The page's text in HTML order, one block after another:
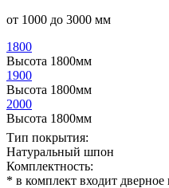
от 1000 до 3000 мм
1800
Высота 1800мм
1900
Высота 1800мм
2000
Высота 1800мм
Тип покрытия:
Натуральный шпон
Комплектность:
* в комплект входит